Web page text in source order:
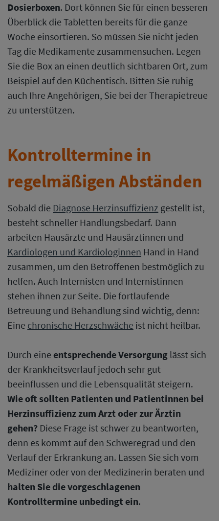
Dosierboxen. Dort können Sie für einen besseren
Überblick die Tabletten bereits für die ganze
Woche einsortieren. So müssen Sie nicht jeden
Tag die Medikamente zusammensuchen. Legen
Sie die Box an einen deutlich sichtbaren Ort, zum
Beispiel auf den Küchentisch. Bitten Sie ruhig
auch Ihre Angehörigen, Sie bei der Therapietreue
zu unterstützen.
Kontrolltermine in
regelmäßigen Abständen
Sobald die Diagnose Herzinsuffizienz gestellt ist,
besteht schneller Handlungsbedarf. Dann
arbeiten Hausärzte und Hausärztinnen und
Kardiologen und Kardiologinnen Hand in Hand
zusammen, um den Betroffenen bestmöglich zu
helfen. Auch Internisten und Internistinnen
stehen ihnen zur Seite. Die fortlaufende
Betreuung und Behandlung sind wichtig, denn:
Eine chronische Herzschwäche ist nicht heilbar.
Durch eine entsprechende Versorgung lässt sich
der Krankheitsverlauf jedoch sehr gut
beeinflussen und die Lebensqualität steigern.
Wie oft sollten Patienten und Patientinnen bei
Herzinsuffizienz zum Arzt oder zur Ärztin
gehen? Diese Frage ist schwer zu beantworten,
denn es kommt auf den Schweregrad und den
Verlauf der Erkrankung an. Lassen Sie sich vom
Mediziner oder von der Medizinerin beraten und
halten Sie die vorgeschlagenen
Kontrolltermine unbedingt ein.